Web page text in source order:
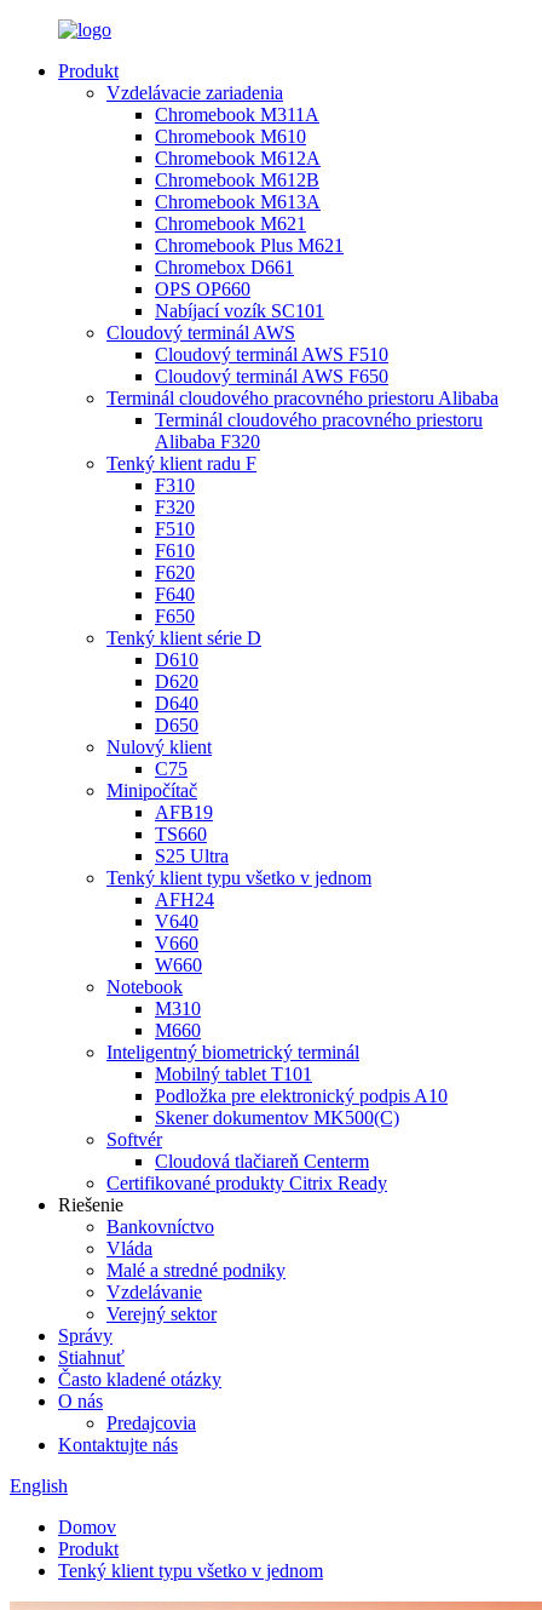
Produkt
Vzdelávacie zariadenia
Chromebook M311A
Chromebook M610
Chromebook M612A
Chromebook M612B
Chromebook M613A
Chromebook M621
Chromebook Plus M621
Chromebox D661
OPS OP660
Nabíjací vozík SC101
Cloudový terminál AWS
Cloudový terminál AWS F510
Cloudový terminál AWS F650
Terminál cloudového pracovného priestoru Alibaba
Terminál cloudového pracovného priestoru
Alibaba F320
Tenký klient radu F
F310
F320
F510
F610
F620
F640
F650
Tenký klient série D
D610
D620
D640
D650
Nulový klient
C75
Minipočítač
AFB19
TS660
S25 Ultra
Tenký klient typu všetko v jednom
AFH24
V640
V660
W660
Notebook
M310
M660
Inteligentný biometrický terminál
Mobilný tablet T101
Podložka pre elektronický podpis A10
Skener dokumentov MK500(C)
Softvér
Cloudová tlačiareň Centerm
Certifikované produkty Citrix Ready
Riešenie
Bankovníctvo
Vláda
Malé a stredné podniky
Vzdelávanie
Verejný sektor
Správy
Stiahnuť
Často kladené otázky
O nás
Predajcovia
Kontaktujte nás
English
Domov
Produkt
Tenký klient typu všetko v jednom